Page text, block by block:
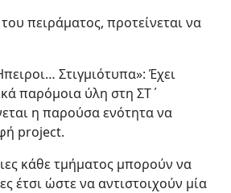
πειράματος, προτείνεται να
Στιγμιότυπα»: Έχει
παρόμοια ύλη στη ΣΤ΄
η παρούσα ενότητα να
project.
κάθε τμήματος μπορούν να
έτσι ώστε να αντιστοιχούν μία